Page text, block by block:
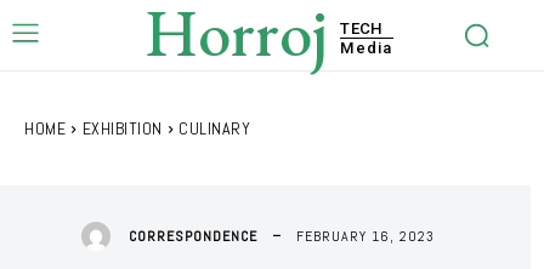
Horroj
TECH
Media
HOME EXHIBITION CULINARY
CORRESPONDENCE FEBRUARY 16, 2023